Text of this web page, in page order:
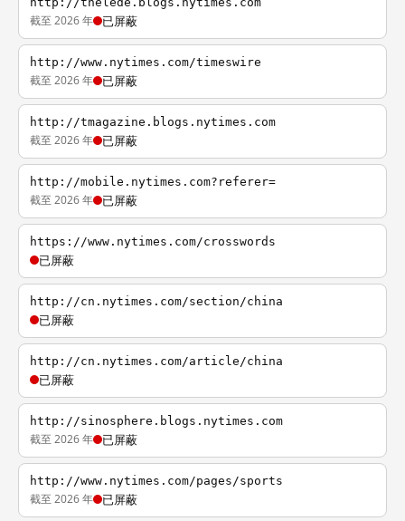
截至 2026 年 已屏蔽
http://www.nytimes.com/timeswire
截至 2026 年 已屏蔽
http://tmagazine.blogs.nytimes.com
截至 2026 年 已屏蔽
http://mobile.nytimes.com?referer=
截至 2026 年 已屏蔽
https://www.nytimes.com/crosswords
已屏蔽
http://cn.nytimes.com/section/china
已屏蔽
http://cn.nytimes.com/article/china
已屏蔽
http://sinosphere.blogs.nytimes.com
截至 2026 年 已屏蔽
http://www.nytimes.com/pages/sports
截至 2026 年 已屏蔽